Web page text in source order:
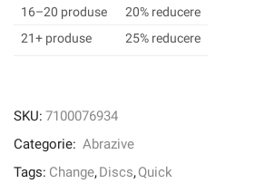
Durabil
Edge
mm,
16–20 produse
20% reducere
21+ produse
25% reducere
SKU: 7100076934
Categorie: Abrazive
Tags: Change,Discs,Quick